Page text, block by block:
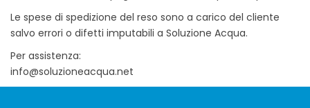
Le spese di spedizione del reso sono a carico del cliente
salvo errori o difetti imputabili a Soluzione Acqua.
Per assistenza:
info@soluzioneacqua.net